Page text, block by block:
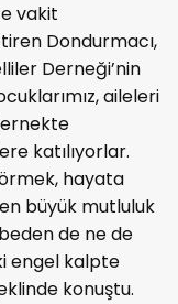
vakit
Dondurmacı,
Derneği’nin
aileleri
katılıyorlar.
hayata
büyük mutluluk
de ne de
engel kalpte
konuştu.